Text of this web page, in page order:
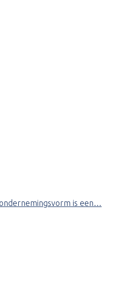
is een…